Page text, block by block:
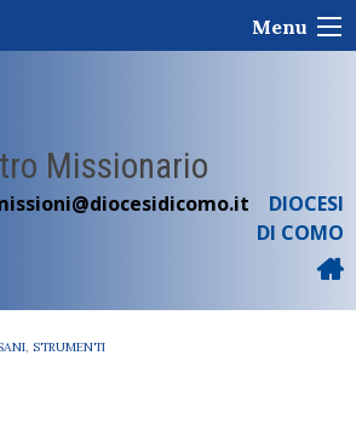
Menu
Missionario
DIOCESI
DI COMO
, STRUMENTI